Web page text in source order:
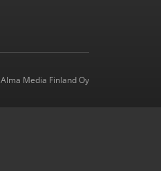
Alma Media Finland Oy